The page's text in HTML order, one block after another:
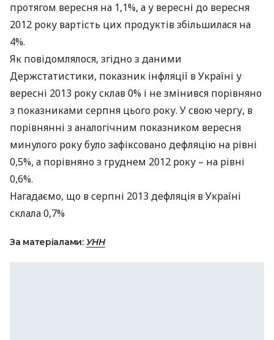
протягом вересня на 1,1%, а у вересні до вересня
2012 року вартість цих продуктів збільшилася на
4%.
Як повідомлялося, згідно з даними
Держстатистики, показник інфляції в Україні у
вересні 2013 року склав 0% і не змінився порівняно
з показниками серпня цього року. У свою чергу, в
порівнянні з аналогічним показником вересня
минулого року було зафіксовано дефляцію на рівні
0,5%, а порівняно з груднем 2012 року – на рівні
0,6%.
Нагадаємо, що в серпні 2013 дефляція в Україні
склала 0,7%
За матеріалами: УНН